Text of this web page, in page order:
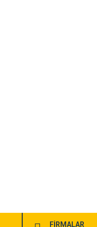
FİRMALAR